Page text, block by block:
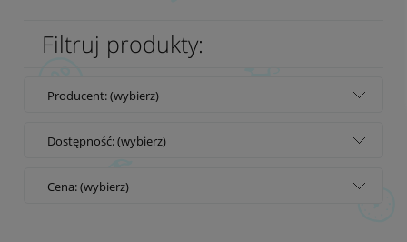
Filtruj produkty:
Producent: (wybierz)
Dostępność: (wybierz)
Cena: (wybierz)